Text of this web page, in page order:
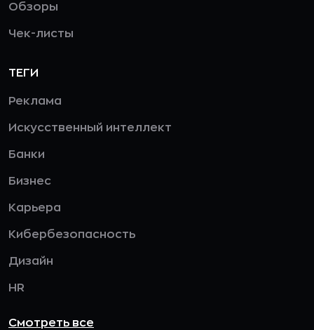
Обзоры
Чек-листы
ТЕГИ
Реклама
Искусственный интеллект
Банки
Бизнес
Карьера
Кибербезопасность
Дизайн
HR
Смотреть все